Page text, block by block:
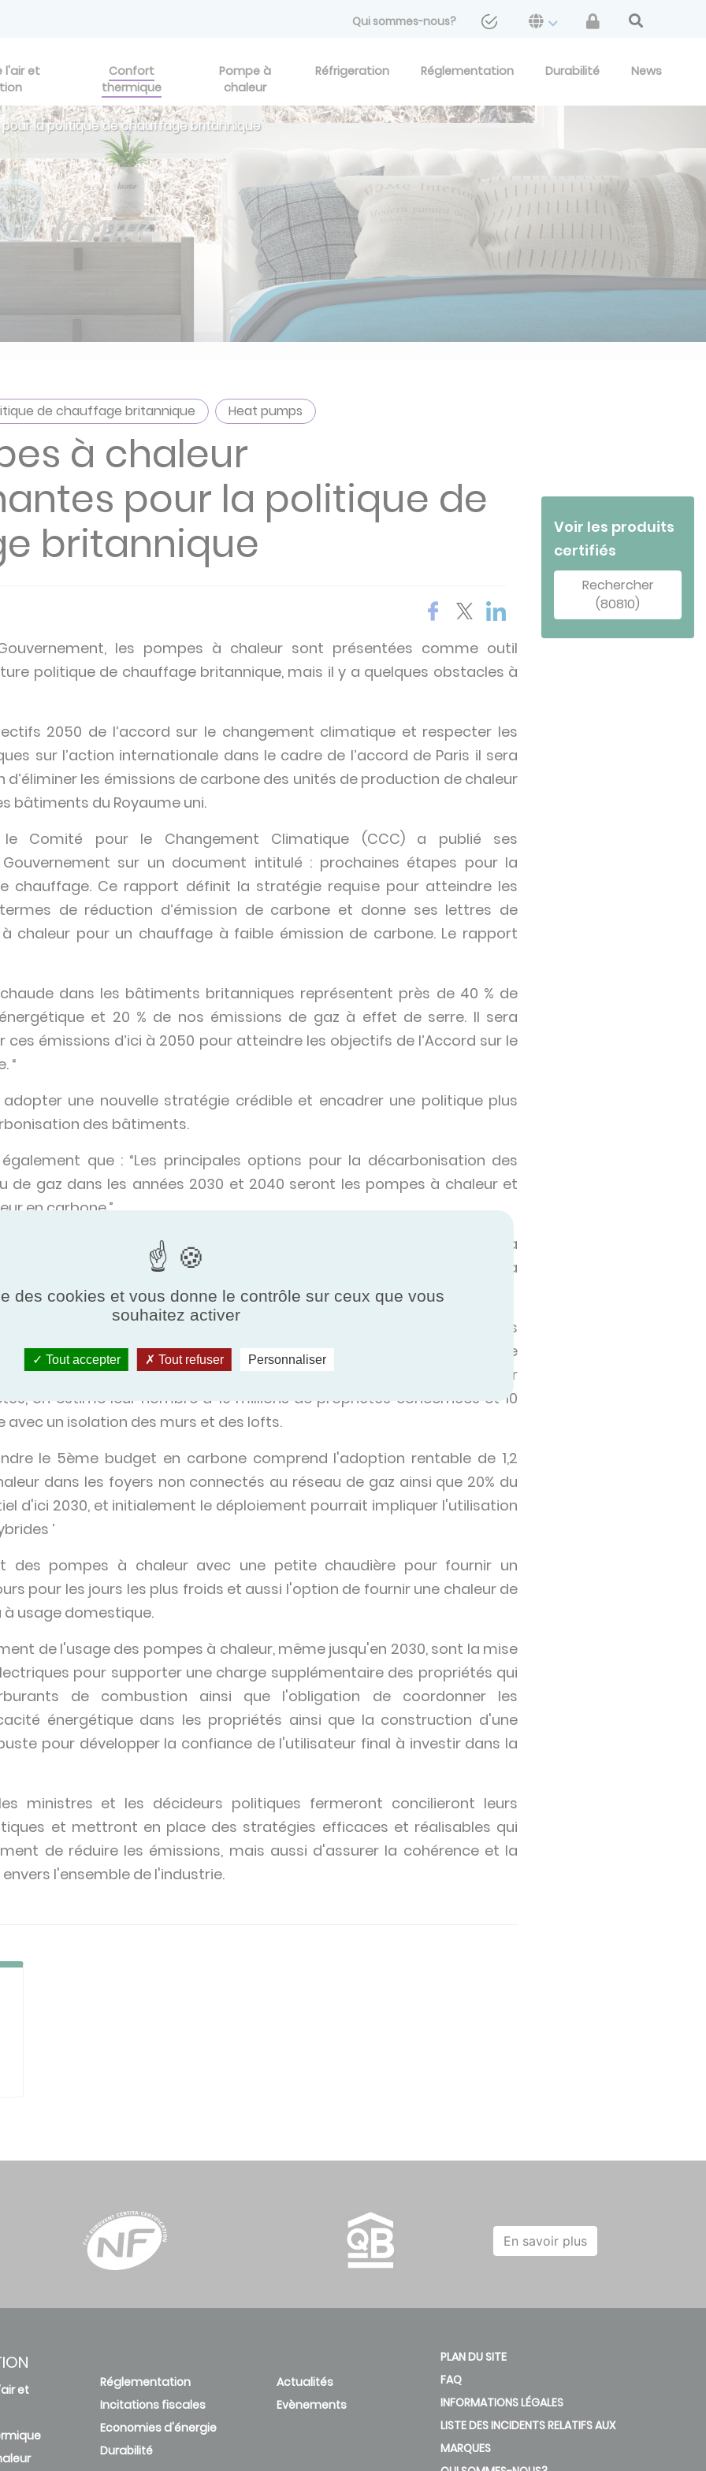
Qui sommes-nous?
l'air et
Confort
thermique
Pompe à
chaleur
Réfrigeration Réglementation Durabilité News
la politique de chauffage britannique
de chauffage britannique Heat pumps
à chaleur
pour la politique de
britannique
les pompes à chaleur sont présentées comme outil
politique de chauffage britannique, mais il y a quelques obstacles à
2050 de l’accord sur le changement climatique et respecter les
sur l’action internationale dans le cadre de l’accord de Paris il sera
d’éliminer les émissions de carbone des unités de production de chaleur
bâtiments du Royaume uni.
le Comité pour le Changement Climatique (CCC) a publié ses
sur un document intitulé : prochaines étapes pour la
chauffage. Ce rapport définit la stratégie requise pour atteindre les
de réduction d’émission de carbone et donne ses lettres de
chaleur pour un chauffage à faible émission de carbone. Le rapport
chaude dans les bâtiments britanniques représentent près de 40 % de
et 20 % de nos émissions de gaz à effet de serre. Il sera
ces émissions d’ici à 2050 pour atteindre les objectifs de l’Accord sur le
“
une nouvelle stratégie crédible et encadrer une politique plus
des bâtiments.
que : “Les principales options pour la décarbonisation des
de gaz dans les années 2030 et 2040 seront les pompes à chaleur et
en carbone.”
politiques précédentes ont échoué dans la promotion des pompes à
à venir vu que l’hydrogène à faible teneur en carbone nécessitera
et d’investissement.
restent l’option à faible émission de carbone majeure pour les
au réseau de gaz, elle se substitute au pétrole au GPL (gaz de
électrique à résistance, mais c’est également une option pour
on estime leur nombre à 10 millions de propriétés concernées et 10
avec un isolation des murs et des lofts.
le 5ème budget en carbone comprend l'adoption rentable de 1,2
dans les foyers non connectés au réseau de gaz ainsi que 20% du
d'ici 2030, et initialement le déploiement pourrait impliquer l'utilisation
’
des pompes à chaleur avec une petite chaudière pour fournir un
pour les jours les plus froids et aussi l'option de fournir une chaleur de
usage domestique.
de l'usage des pompes à chaleur, même jusqu'en 2030, sont la mise
pour supporter une charge supplémentaire des propriétés qui
de combustion ainsi que l'obligation de coordonner les
énergétique dans les propriétés ainsi que la construction d'une
pour développer la confiance de l'utilisateur final à investir dans la
ministres et les décideurs politiques fermeront concilieront leurs
et mettront en place des stratégies efficaces et réalisables qui
de réduire les émissions, mais aussi d'assurer la cohérence et la
l'ensemble de l'industrie.
Voir les produits
certifiés
Rechercher
(80810)
En savoir plus
et
Réglementation
Incitations fiscales
Economies d'énergie
Durabilité
Actualités
Evènements
PLAN DU SITE
FAQ
INFORMATIONS LÉGALES
LISTE DES INCIDENTS RELATIFS AUX
MARQUES
des cookies et vous donne le contrôle sur ceux que vous
souhaitez activer
Tout accepter Tout refuser Personnaliser